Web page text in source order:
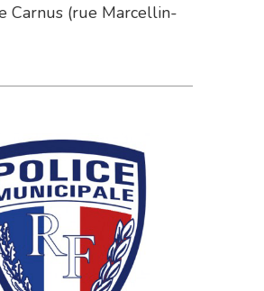
Carnus (rue Marcellin-